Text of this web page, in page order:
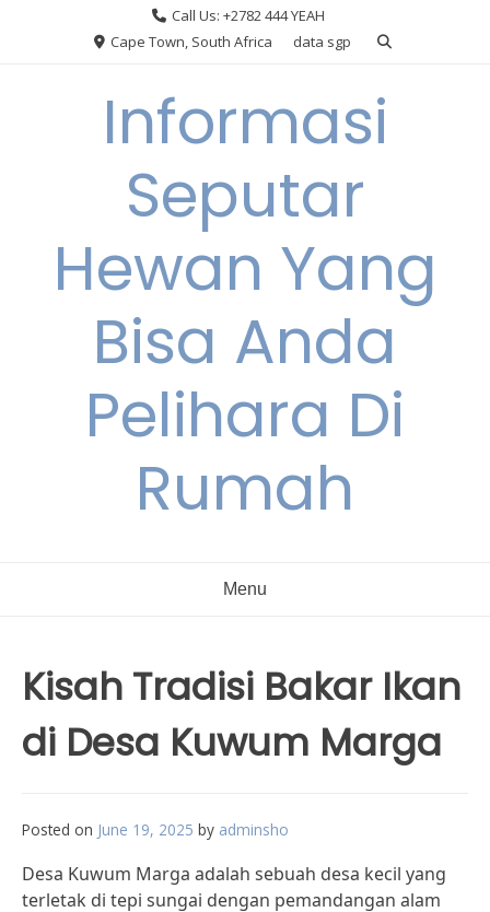
Call Us: +2782 444 YEAH
Cape Town, South Africa
data sgp
Informasi
Seputar
Hewan Yang
Bisa Anda
Pelihara Di
Rumah
Menu
Kisah Tradisi Bakar Ikan
di Desa Kuwum Marga
Posted on June 19, 2025 by adminsho
Desa Kuwum Marga adalah sebuah desa kecil yang
terletak di tepi sungai dengan pemandangan alam